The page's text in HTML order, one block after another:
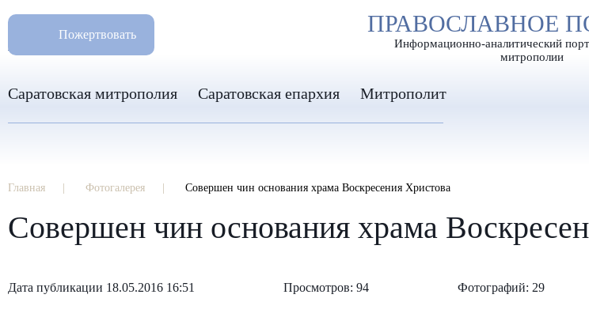
РАЗМЕР ШРИФТА А А А
ПРАВОСЛАВНОЕ
Информационно-аналитический
митрополии
Пожертвовать
8 960 346 31 04
info-sar@mail.ru
Саратовская митрополия Саратовская епархия Митрополит
Главная Фотогалерея Совершен чин основания храма Воскресения Христова
Совершен чин основания храма
Дата публикации 18.05.2016 16:51 Просмотров: 94 Фотографий: 29